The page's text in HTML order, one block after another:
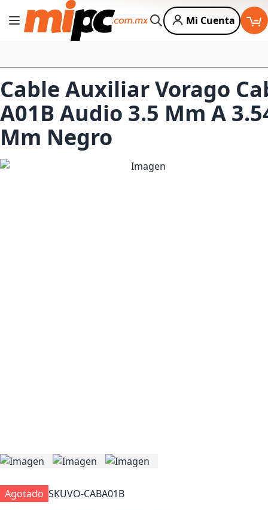
Cambiar Nav
Buscar
Mi Cuenta
Cable Auxiliar Vorago
A01B Audio 3.5 Mm A
Mm Negro
Agotado SKUVO-CABA01B